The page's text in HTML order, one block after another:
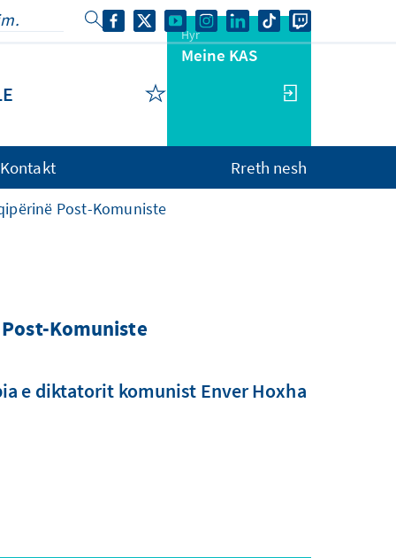
Hyr
Meine KAS
Kontakt Rreth nesh
Post-Komuniste
Komuniste
e diktatorit komunist Enver Hoxha